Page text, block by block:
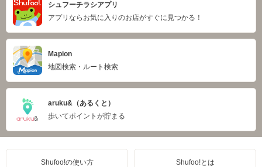
シュフーチラシアプリ
アプリならお気に入りのお店がすぐに見つかる！
Mapion
地図検索・ルート検索
aruku&（あるくと）
歩いてポイントが貯まる
Shufoo!の使い方 Shufoo!とは